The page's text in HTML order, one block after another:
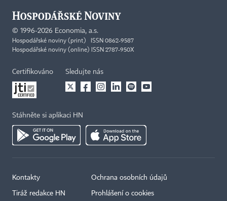
© 1996-2026 Economia, a.s.
Hospodářské noviny (print) ISSN 0862-9587
Hospodářské noviny (online) ISSN 2787-950X
Certifikováno Sledujte nás
Stáhněte si aplikaci HN
Kontakty
Tiráž redakce HN
Ochrana osobních údajů
Prohlášení o cookies